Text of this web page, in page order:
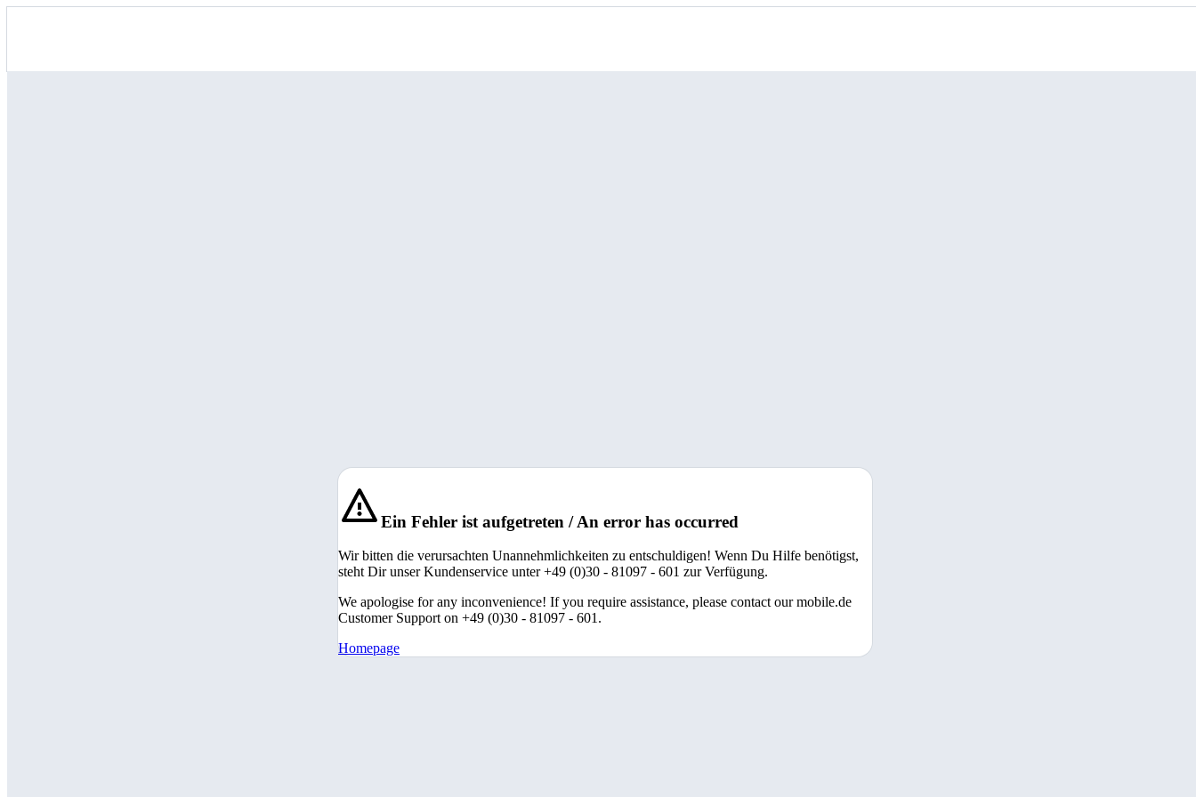
Ein Fehler ist aufgetreten / An error has occurred
Wir bitten die verursachten Unannehmlichkeiten zu entschuldigen! Wenn Du Hilfe benötigst,
steht Dir unser Kundenservice unter +49 (0)30 - 81097 - 601 zur Verfügung.
We apologise for any inconvenience! If you require assistance, please contact our mobile.de
Customer Support on +49 (0)30 - 81097 - 601.
Homepage